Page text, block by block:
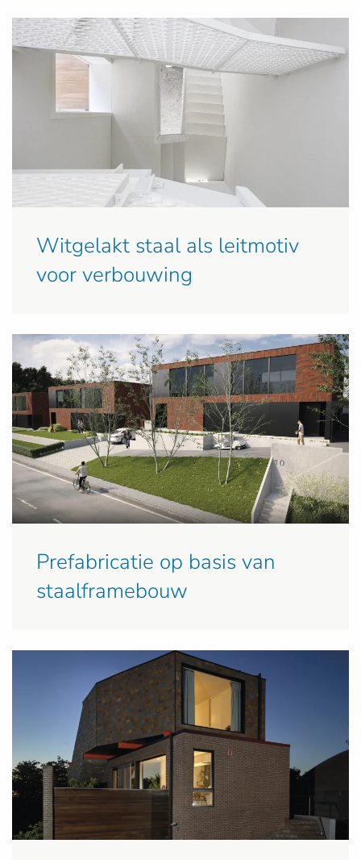
Witgelakt staal als leitmotiv
voor verbouwing
Prefabricatie op basis van
staalframebouw